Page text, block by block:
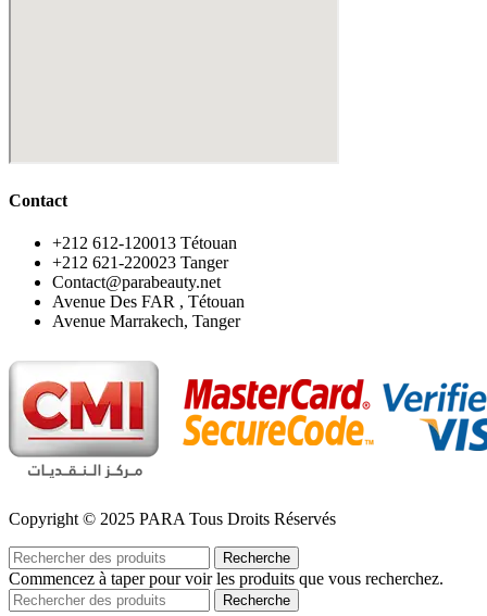
Contact
‪+212 612-120013 Tétouan
‪+212 621-220023 Tanger
Contact@parabeauty.net
Avenue Des FAR , Tétouan
Avenue Marrakech, Tanger
Copyright © 2025 PARA Tous Droits Réservés
Recherche
Commencez à taper pour voir les produits que vous recherchez.
Recherche